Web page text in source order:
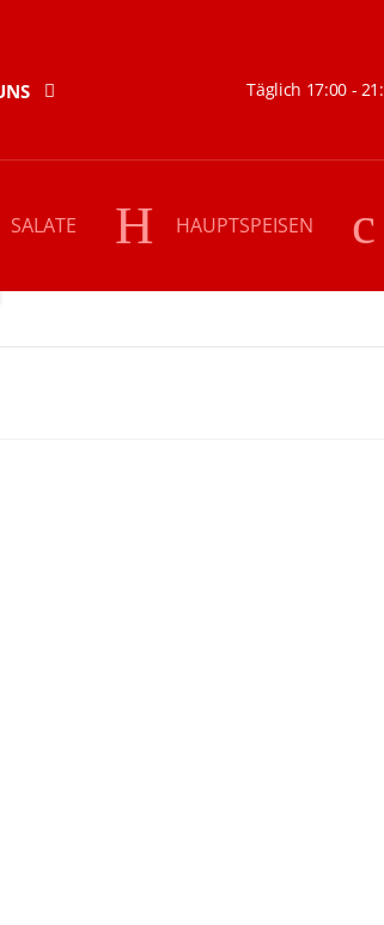
Täglich 17:00 -
SALATE HAUPTSPEISEN